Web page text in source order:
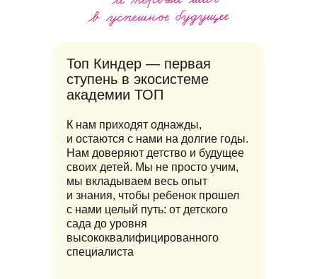
К нам приходят однажды,
и остаются с нами на долгие годы.
Нам доверяют детство и будущее
своих детей. Мы не просто учим,
мы вкладываем весь опыт
и знания, чтобы ребенок прошел
с нами целый путь: от детского
сада до уровня
высококвалифицированного
специалиста
Топ Киндер — первая
ступень в экосистеме
академии ТОП